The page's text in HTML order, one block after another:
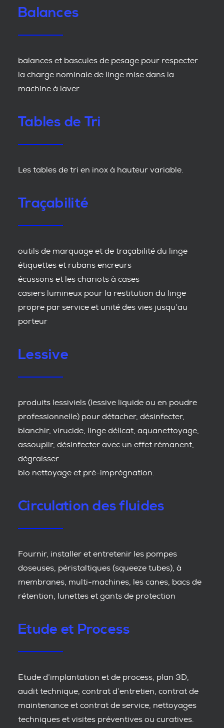
Balances
balances et bascules de pesage pour respecter
la charge nominale de linge mise dans la
machine à laver
Tables de Tri
Les tables de tri en inox à hauteur variable.
Traçabilité
outils de marquage et de traçabilité du linge
étiquettes et rubans encreurs
écussons et les chariots à cases
casiers lumineux pour la restitution du linge
propre par service et unité des vies jusqu’au
porteur
Lessive
produits lessiviels (lessive liquide ou en poudre
professionnelle) pour détacher, désinfecter,
blanchir, virucide, linge délicat, aquanettoyage,
assouplir, désinfecter avec un effet rémanent,
dégraisser
bio nettoyage et pré-imprégnation.
Circulation des fluides
Fournir, installer et entretenir les pompes
doseuses, péristaltiques (squeeze tubes), à
membranes, multi-machines, les canes, bacs de
rétention, lunettes et gants de protection
Etude et Process
Etude d’implantation et de process, plan 3D,
audit technique, contrat d’entretien, contrat de
maintenance et contrat de service, nettoyages
techniques et visites préventives ou curatives.